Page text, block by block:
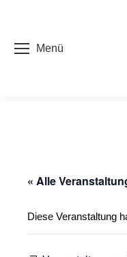
Menü
« Alle
Diese Veranstaltung